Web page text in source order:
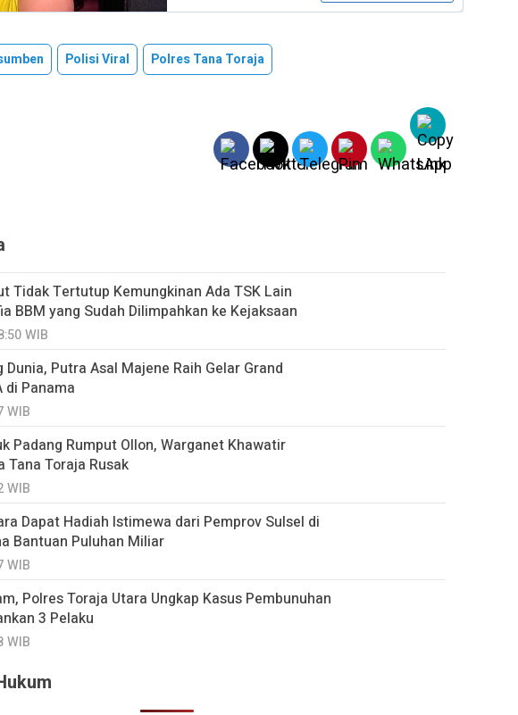
Polisi Viral Polres Tana Toraja
Tidak Tertutup Kemungkinan Ada TSK Lain
BBM yang Sudah Dilimpahkan ke Kejaksaan
WIB
Dunia, Putra Asal Majene Raih Gelar Grand
di Panama
WIB
Padang Rumput Ollon, Warganet Khawatir
Tana Toraja Rusak
WIB
Dapat Hadiah Istimewa dari Pemprov Sulsel di
Bantuan Puluhan Miliar
WIB
Polres Toraja Utara Ungkap Kasus Pembunuhan
3 Pelaku
WIB